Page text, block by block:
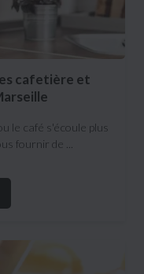
cafetière et
le café s'écoule plus
fournir de ...